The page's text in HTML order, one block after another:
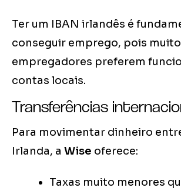
Ter um IBAN irlandês é
conseguir emprego, pois
empregadores preferem
contas locais.
Transferências
Para movimentar dinheiro
Irlanda, a Wise oferece:
Taxas muito menores